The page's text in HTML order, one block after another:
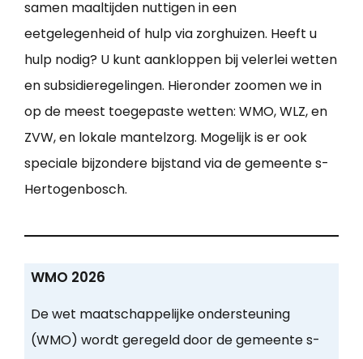
samen maaltijden nuttigen in een
eetgelegenheid of hulp via zorghuizen. Heeft u
hulp nodig? U kunt aankloppen bij velerlei wetten
en subsidieregelingen. Hieronder zoomen we in
op de meest toegepaste wetten: WMO, WLZ, en
ZVW, en lokale mantelzorg. Mogelijk is er ook
speciale bijzondere bijstand via de gemeente s-
Hertogenbosch.
WMO 2026
De wet maatschappelijke ondersteuning
(WMO) wordt geregeld door de gemeente s-